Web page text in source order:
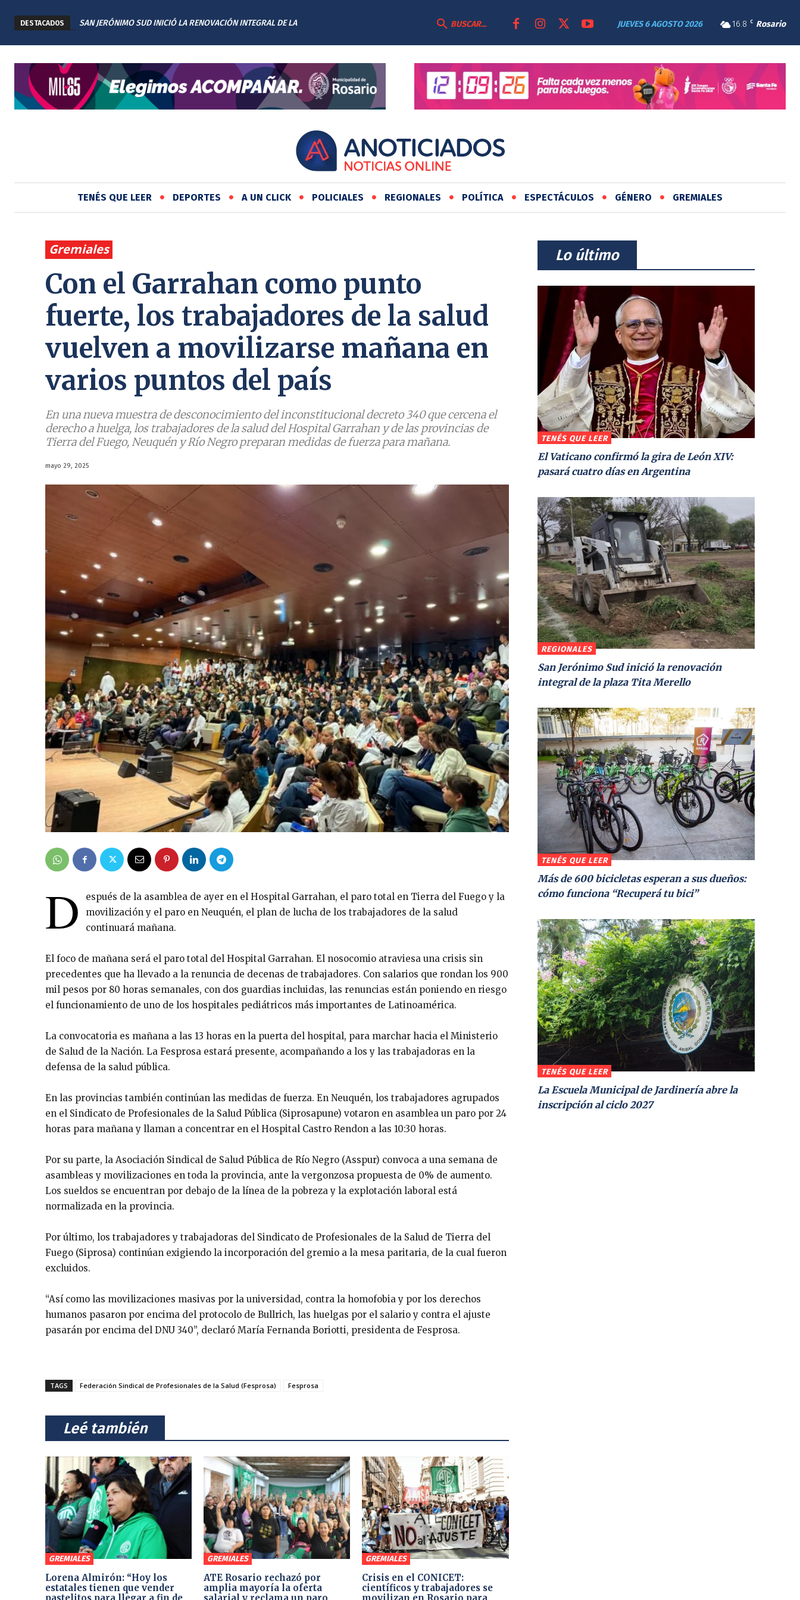
DESTACADOS
SAN JERÓNIMO SUD INICIÓ LA RENOVACIÓN INTEGRAL DE LA
16.8 C Rosario
JUEVES 6 AGOSTO 2026
BUSCAR...
TENÉS QUE LEER DEPORTES A UN CLICK POLICIALES REGIONALES POLÍTICA ESPECTÁCULOS GÉNERO GREMIALES
Gremiales
Con el Garrahan como punto
fuerte, los trabajadores de la salud
vuelven a movilizarse mañana en
varios puntos del país
En una nueva muestra de desconocimiento del inconstitucional decreto 340 que cercena el
derecho a huelga, los trabajadores de la salud del Hospital Garrahan y de las provincias de
Tierra del Fuego, Neuquén y Río Negro preparan medidas de fuerza para mañana.
mayo 29, 2025
D
espués de la asamblea de ayer en el Hospital Garrahan, el paro total en Tierra del Fuego y la
movilización y el paro en Neuquén, el plan de lucha de los trabajadores de la salud
continuará mañana.
El foco de mañana será el paro total del Hospital Garrahan. El nosocomio atraviesa una crisis sin
precedentes que ha llevado a la renuncia de decenas de trabajadores. Con salarios que rondan los 900
mil pesos por 80 horas semanales, con dos guardias incluidas, las renuncias están poniendo en riesgo
el funcionamiento de uno de los hospitales pediátricos más importantes de Latinoamérica.
La convocatoria es mañana a las 13 horas en la puerta del hospital, para marchar hacia el Ministerio
de Salud de la Nación. La Fesprosa estará presente, acompañando a los y las trabajadoras en la
defensa de la salud pública.
En las provincias también continúan las medidas de fuerza. En Neuquén, los trabajadores agrupados
en el Sindicato de Profesionales de la Salud Pública (Siprosapune) votaron en asamblea un paro por 24
horas para mañana y llaman a concentrar en el Hospital Castro Rendon a las 10:30 horas.
Por su parte, la Asociación Sindical de Salud Pública de Río Negro (Asspur) convoca a una semana de
asambleas y movilizaciones en toda la provincia, ante la vergonzosa propuesta de 0% de aumento.
Los sueldos se encuentran por debajo de la línea de la pobreza y la explotación laboral está
normalizada en la provincia.
Por último, los trabajadores y trabajadoras del Sindicato de Profesionales de la Salud de Tierra del
Fuego (Siprosa) continúan exigiendo la incorporación del gremio a la mesa paritaria, de la cual fueron
excluidos.
“Así como las movilizaciones masivas por la universidad, contra la homofobia y por los derechos
humanos pasaron por encima del protocolo de Bullrich, las huelgas por el salario y contra el ajuste
pasarán por encima del DNU 340”, declaró María Fernanda Boriotti, presidenta de Fesprosa.
TAGS Federación Sindical de Profesionales de la Salud (Fesprosa) Fesprosa
⠀Leé también⠀
GREMIALES
Lorena Almirón: “Hoy los
estatales tienen que vender
GREMIALES
ATE Rosario rechazó por
amplia mayoría la oferta
GREMIALES
Crisis en el CONICET:
científicos y trabajadores se
⠀Lo último⠀
TENÉS QUE LEER
El Vaticano confirmó la gira de León XIV:
pasará cuatro días en Argentina
REGIONALES
San Jerónimo Sud inició la renovación
integral de la plaza Tita Merello
TENÉS QUE LEER
Más de 600 bicicletas esperan a sus dueños:
cómo funciona “Recuperá tu bici”
TENÉS QUE LEER
La Escuela Municipal de Jardinería abre la
inscripción al ciclo 2027